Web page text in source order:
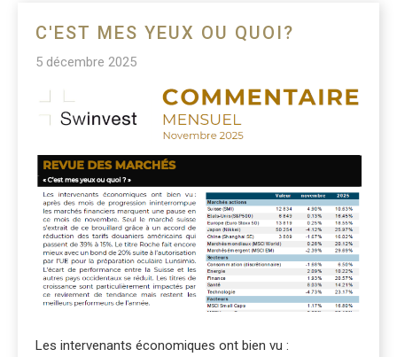
C'EST MES YEUX OU QUOI?
5 décembre 2025
Les intervenants économiques ont bien vu :